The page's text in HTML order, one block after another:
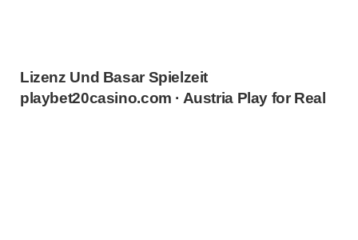
Lizenz Und Basar Spielzeit
playbet20casino.com · Austria Play for Real